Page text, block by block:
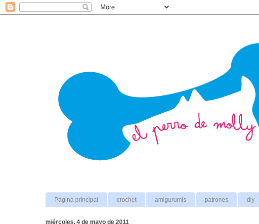
Página principal crochet amigurumis patrones diy
miércoles, 4 de mayo de 2011